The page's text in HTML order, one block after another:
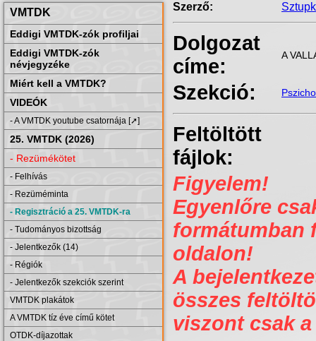
VMTDK
Eddigi VMTDK-zók profiljai
Eddigi VMTDK-zók
névjegyzéke
Miért kell a VMTDK?
VIDEÓK
- A VMTDK youtube csatornája [➚]
25. VMTDK (2026)
- Rezümékötet
- Felhívás
- Rezüméminta
- Regisztráció a 25. VMTDK-ra
- Tudományos bizottság
- Jelentkezők (14)
- Régiók
- Jelentkezők szekciók szerint
VMTDK plakátok
A VMTDK tíz éve című kötet
OTDK-díjazottak
Szerző:
Dolgozat
címe:
A
Szekció:
Feltöltött
fájlok:
Figyelem!
Egyenlőre
formátumban
oldalon!
A
összes
viszont csak